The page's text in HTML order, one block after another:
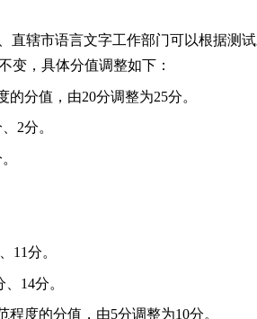
直辖市语言文字工作部门可以根据测
变，具体分值调整如下：
的分值，由20分调整为25分。
2分。
11分。
14分。
程度的分值，由5分调整为10分。